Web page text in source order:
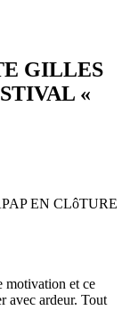
GILLES
«
motivation et ce
avec ardeur. Tout